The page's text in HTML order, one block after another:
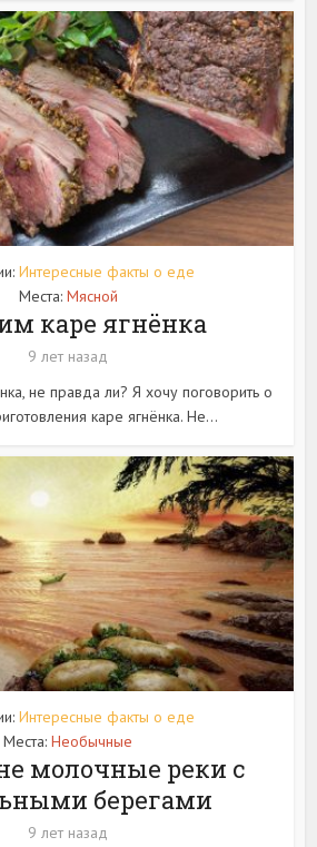
Интересные факты о еде
Места: Мясной
каре ягнёнка
9 лет назад
не правда ли? Я хочу поговорить о
каре ягнёнка. Не...
Интересные факты о еде
Места: Необычные
молочные реки с
берегами
9 лет назад